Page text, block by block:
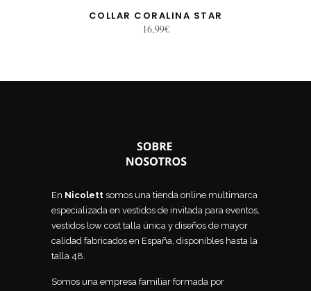
COLLAR CORALINA STAR
16,99€
En Nicolett somos una tienda online multimarca
especializada en vestidos de invitada para eventos,
vestidos low cost talla única y diseños de mayor
calidad fabricados en España, disponibles hasta la
talla 48.
Somos una empresa familiar formada por